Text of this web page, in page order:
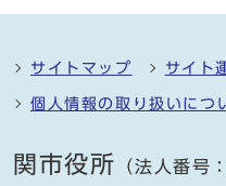
サイトマップ サイト
個人情報の取り扱いにつ
関市役所 （法人番